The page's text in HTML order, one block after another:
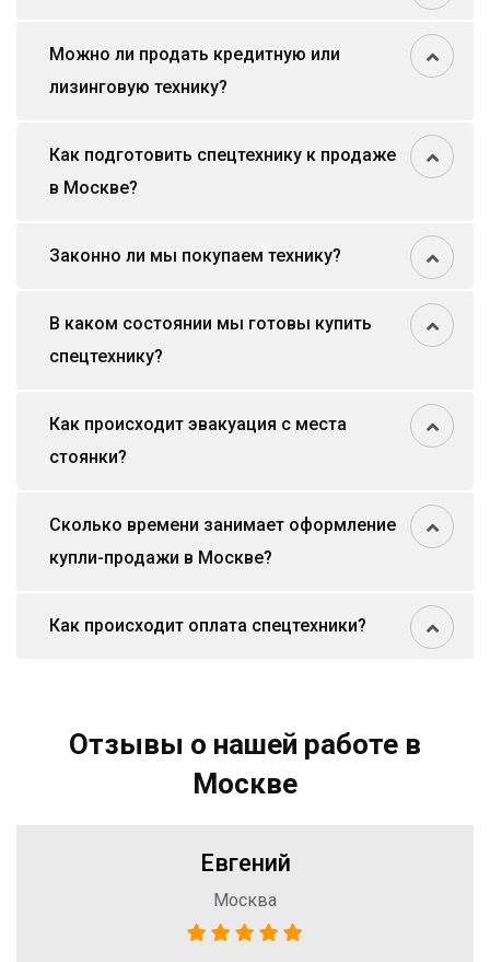
Можно ли продать кредитную или
лизинговую технику?
Как подготовить спецтехнику к продаже
в Москве?
Законно ли мы покупаем технику?
В каком состоянии мы готовы купить
спецтехнику?
Как происходит эвакуация с места
стоянки?
Сколько времени занимает оформление
купли-продажи в Москве?
Как происходит оплата спецтехники?
Отзывы о нашей работе в
Москве
Евгений
Москва